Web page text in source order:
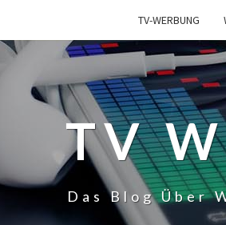
TV-WERBUNG
TV
Das Blog Über